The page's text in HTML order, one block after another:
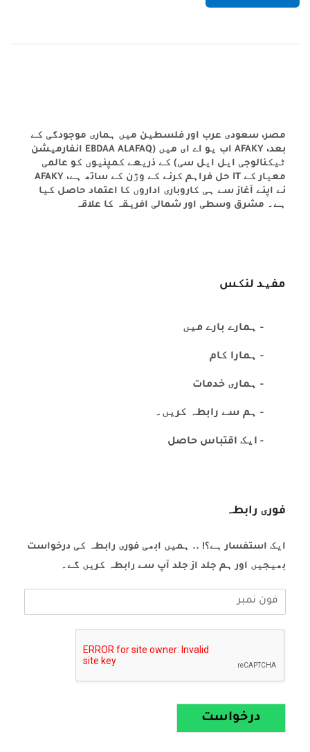
مصر، سعودی عرب اور فلسطین میں ہماری موجودگی کے
بعد، AFAKY اب یو اے ای میں (EBDAA ALAFAQ انفارمیشن
ٹیکنالوجی ایل ایل سی) کے ذریعے کمپنیوں کو عالمی
معیار کے IT حل فراہم کرنے کے وژن کے ساتھ ہے، AFAKY
نے اپنے آغاز سے ہی کاروباری اداروں کا اعتماد حاصل کیا
ہے۔ مشرق وسطی اور شمالی افریقہ کا علاقہ
مفید لنکس
- ہمارے بارے میں
- ہمارا کام
- ہماری خدمات
- ہم سے رابطہ کریں۔
- ایک اقتباس حاصل
فوری رابطہ
ایک استفسار ہے؟! .. ہمیں ابھی فوری رابطہ کی درخواست
بھیجیں اور ہم جلد از جلد آپ سے رابطہ کریں گے۔
درخواست